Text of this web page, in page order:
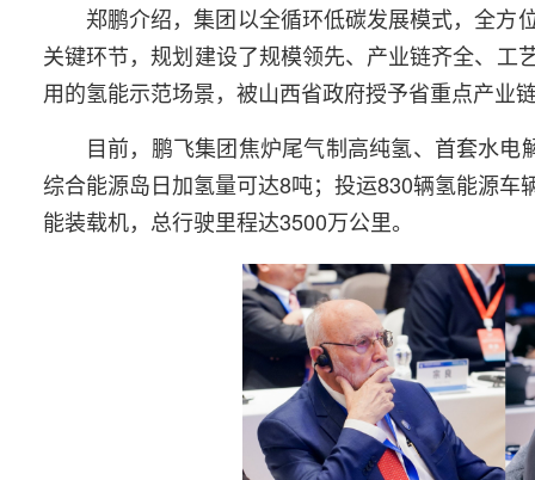
郑鹏介绍，集团以全循环低碳发展模式，全方
关键环节，规划建设了规模领先、产业链齐全、
用的氢能示范场景，被山西省政府授予省重点产业
目前，鹏飞集团焦炉尾气制高纯氢、首套水
综合能源岛日加氢量可达8吨；投运830辆氢能源
能装载机，总行驶里程达3500万公里。